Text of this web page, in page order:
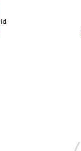
Preis: